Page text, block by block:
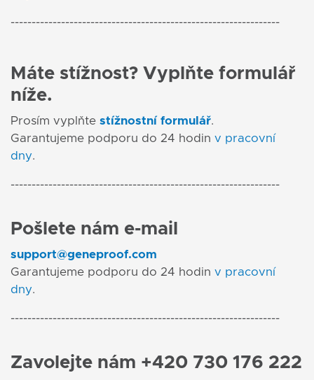
----------------------------------------------------------------
Máte stížnost? Vyplňte formulář
níže.
Prosím vyplňte stížnostní formulář.
Garantujeme podporu do 24 hodin v pracovní
dny.
----------------------------------------------------------------
Pošlete nám e-mail
support@geneproof.com
Garantujeme podporu do 24 hodin v pracovní
dny.
----------------------------------------------------------------
Zavolejte nám +420 730 176 222